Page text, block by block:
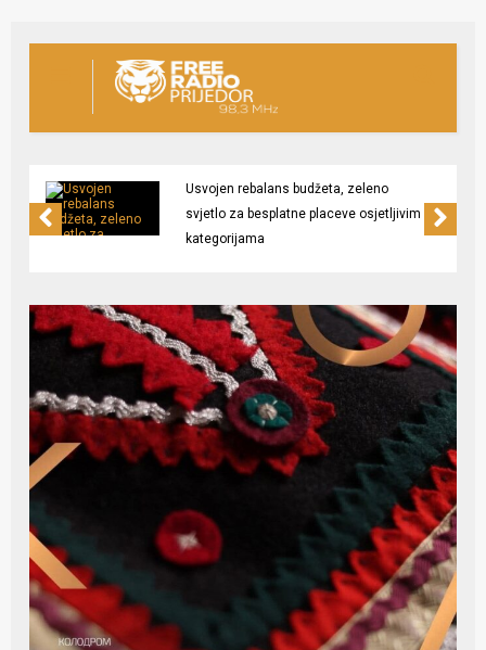
Usvojen rebalans budžeta, zeleno
svjetlo za besplatne placeve osjetljivim
kategorijama